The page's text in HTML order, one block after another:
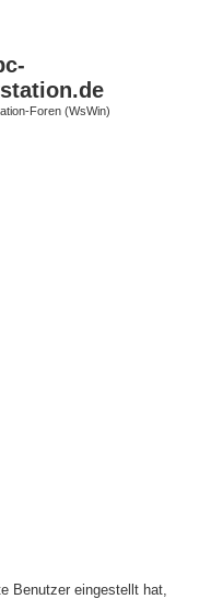
Foren (WsWin)
Benutzer eingestellt hat,